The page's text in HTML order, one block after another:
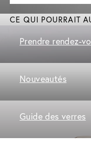
CE QUI POURRAIT
Prendre rendez-
Nouveautés
Guide des verres